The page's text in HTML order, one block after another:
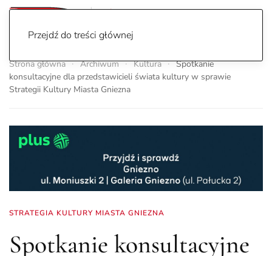
Przejdź do treści głównej
Strona główna Archiwum Kultura
Spotkanie
konsultacyjne dla przedstawicieli świata kultury w sprawie
Strategii Kultury Miasta Gniezna
STRATEGIA KULTURY MIASTA GNIEZNA
Spotkanie konsultacyjne